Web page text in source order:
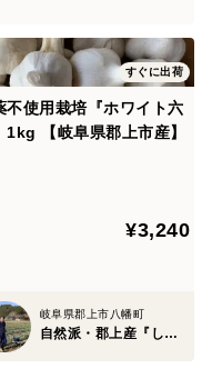
すぐに出荷
不使用栽培『ホワイト六
1kg 【岐阜県郡上市産】
¥3,240
岐阜県郡上市八幡町
自然派・郡上産『しばの農園』